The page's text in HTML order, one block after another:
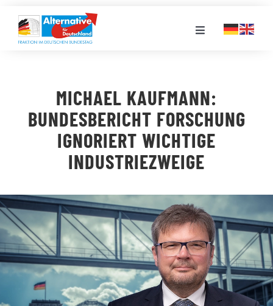
Inhalt
springen
Toggle
LANDESGRUPPEN
VERANSTALTUNGEN
STELLENPORTAL
MEDIATHEK
MICHAEL KAUFMANN:
BUNDESBERICHT FORSCHUNG
IGNORIERT WICHTIGE
INDUSTRIEZWEIGE